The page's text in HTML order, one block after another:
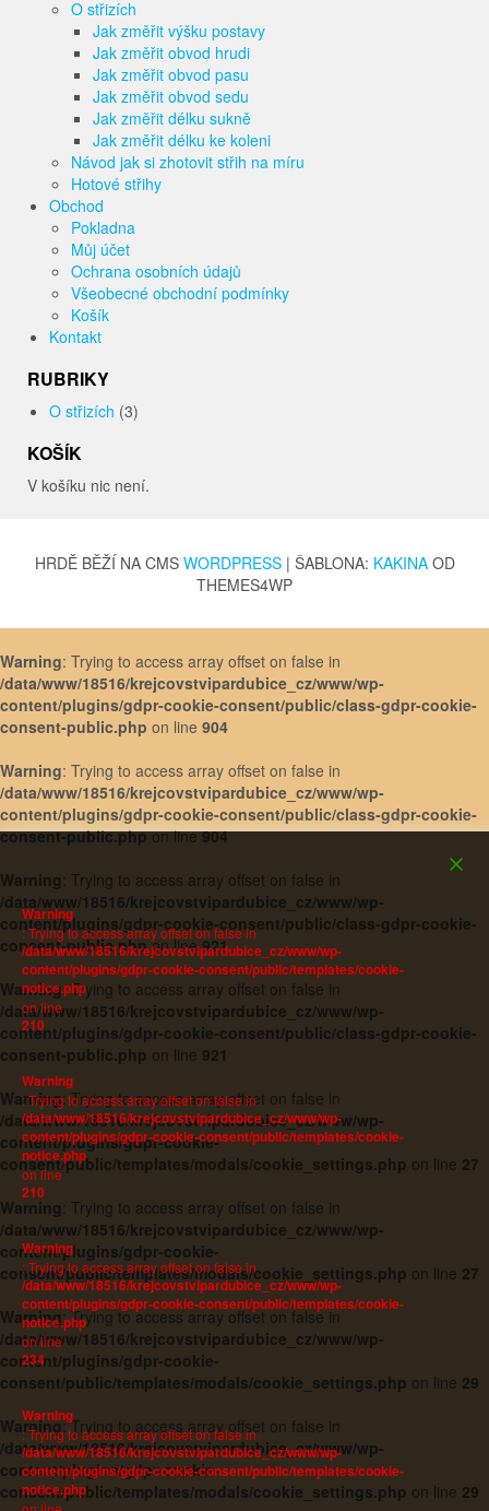
O střizích
Jak změřit výšku postavy
Jak změřit obvod hrudi
Jak změřit obvod pasu
Jak změřit obvod sedu
Jak změřit délku sukně
Jak změřit délku ke koleni
Návod jak si zhotovit střih na míru
Hotové střihy
Obchod
Pokladna
Můj účet
Ochrana osobních údajů
Všeobecné obchodní podmínky
Košík
Kontakt
RUBRIKY
O střizích (3)
KOŠÍK
V košíku nic není.
HRDĚ BĚŽÍ NA CMS WORDPRESS | ŠABLONA: KAKINAOD
THEMES4WP
Warning: Trying to access array offset on false in
/data/www/18516/krejcovstvipardubice_cz/www/wp-
content/plugins/gdpr-cookie-consent/public/class-gdpr-cookie-
consent-public.php on line 904
Warning: Trying to access array offset on false in
/data/www/18516/krejcovstvipardubice_cz/www/wp-
content/plugins/gdpr-cookie-consent/public/class-gdpr-cookie-
consent-public.phpon line904
Warning: Trying to access array offset on false in
/data/www/18516/krejcovstvipardubice_cz/www/wp-
content/plugins/gdpr-cookie-consent/public/class-gdpr-cookie-
consent-public.phpon line921
Warning: Trying to access array offset on false in
/data/www/18516/krejcovstvipardubice_cz/www/wp-
content/plugins/gdpr-cookie-consent/public/class-gdpr-cookie-
consent-public.php on line 921
Warning
: Trying to access array offset on false in
/data/www/18516/krejcovstvipardubice_cz/www/wp-
content/plugins/gdpr-cookie-consent/public/templates/cookie-
notice.php
on line
210
Warning
: Trying to access array offset on false in
/data/www/18516/krejcovstvipardubice_cz/www/wp-
content/plugins/gdpr-cookie-consent/public/templates/cookie-
notice.php
on line
210
Warning
: Trying to access array offset on false in
/data/www/18516/krejcovstvipardubice_cz/www/wp-
content/plugins/gdpr-cookie-consent/public/templates/cookie-
notice.php
on line
234
Warning
: Trying to access array offset on false in
/data/www/18516/krejcovstvipardubice_cz/www/wp-
content/plugins/gdpr-cookie-consent/public/templates/cookie-
notice.php
Warning: Trying to access array offset on false in
/data/www/18516/krejcovstvipardubice_cz/www/wp-
content/plugins/gdpr-cookie-
consent/public/templates/modals/cookie_settings.php on line 27
Warning: Trying to access array offset on false in
/data/www/18516/krejcovstvipardubice_cz/www/wp-
content/plugins/gdpr-cookie-
consent/public/templates/modals/cookie_settings.php on line 27
Warning: Trying to access array offset on false in
/data/www/18516/krejcovstvipardubice_cz/www/wp-
content/plugins/gdpr-cookie-
consent/public/templates/modals/cookie_settings.php on line 29
Warning: Trying to access array offset on false in
/data/www/18516/krejcovstvipardubice_cz/www/wp-
content/plugins/gdpr-cookie-
consent/public/templates/modals/cookie_settings.php on line 29